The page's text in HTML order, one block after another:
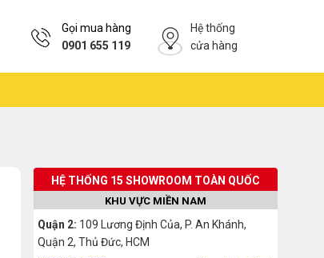
Gọi mua hàng
0901 655 119
Hệ thống
cửa hàng
HỆ THỐNG 15 SHOWROOM TOÀN QUỐC
KHU VỰC MIỀN NAM
Quận 2: 109 Lương Định Của, P. An Khánh,
Quận 2, Thủ Đức, HCM